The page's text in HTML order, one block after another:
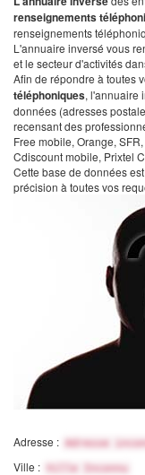
renseignements
renseignements
L'annuaire inversé vous
et le secteur d'activités
Afin de répondre à toutes
téléphoniques, l'annuaire
données (adresses
recensant des
Free mobile, Orange,
Cdiscount mobile, Prixtel
Cette base de données
précision à toutes vos
Adresse : Adresse
Ville : Ville Inconnu